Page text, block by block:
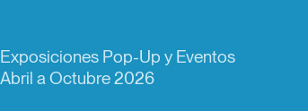
Exposiciones Pop-Up y Eventos
Abril a Octubre 2026